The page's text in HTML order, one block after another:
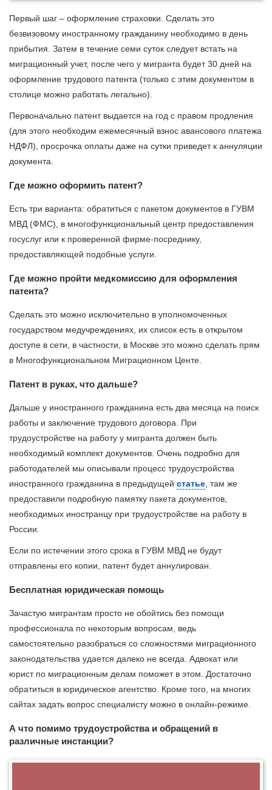
Первый шаг – оформление страховки. Сделать это
безвизовому иностранному гражданину необходимо в день
прибытия. Затем в течение семи суток следует встать на
миграционный учет, после чего у мигранта будет 30 дней на
оформление трудового патента (только с этим документом в
столице можно работать легально).
Первоначально патент выдается на год с правом продления
(для этого необходим ежемесячный взнос авансового платежа
НДФЛ), просрочка оплаты даже на сутки приведет к аннуляции
документа.
Где можно оформить патент?
Есть три варианта: обратиться с пакетом документов в ГУВМ
МВД (ФМС), в многофункциональный центр предоставления
госуслуг или к проверенной фирме-посреднику,
предоставляющей подобные услуги.
Где можно пройти медкомиссию для оформления
патента?
Сделать это можно исключительно в уполномоченных
государством медучреждениях, их список есть в открытом
доступе в сети, в частности, в Москве это можно сделать прям
в Многофункциональном Миграционном Центе.
Патент в руках, что дальше?
Дальше у иностранного гражданина есть два месяца на поиск
работы и заключение трудового договора. При
трудоустройстве на работу у мигранта должен быть
необходимый комплект документов. Очень подробно для
работодателей мы описывали процесс трудоустройства
иностранного гражданина в предыдущей статье, там же
предоставили подробную памятку пакета документов,
необходимых иностранцу при трудоустройстве на работу в
России.
Если по истечении этого срока в ГУВМ МВД не будут
отправлены его копии, патент будет аннулирован.
Бесплатная юридическая помощь
Зачастую мигрантам просто не обойтись без помощи
профессионала по некоторым вопросам, ведь
самостоятельно разобраться со сложностями миграционного
законодательства удается далеко не всегда. Адвокат или
юрист по миграционным делам поможет в этом. Достаточно
обратиться в юридическое агентство. Кроме того, на многих
сайтах задать вопрос специалисту можно в онлайн-режиме.
А что помимо трудоустройства и обращений в
различные инстанции?